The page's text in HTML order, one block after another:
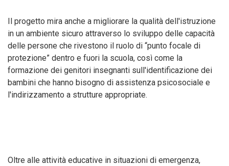
Il progetto mira anche a migliorare la qualità dell'istruzione
in un ambiente sicuro attraverso lo sviluppo delle capacità
delle persone che rivestono il ruolo di “punto focale di
protezione” dentro e fuori la scuola, così come la
formazione dei genitori insegnanti sull'identificazione dei
bambini che hanno bisogno di assistenza psicosociale e
l'indirizzamento a strutture appropriate.
Oltre alle attività educative in situazioni di emergenza,